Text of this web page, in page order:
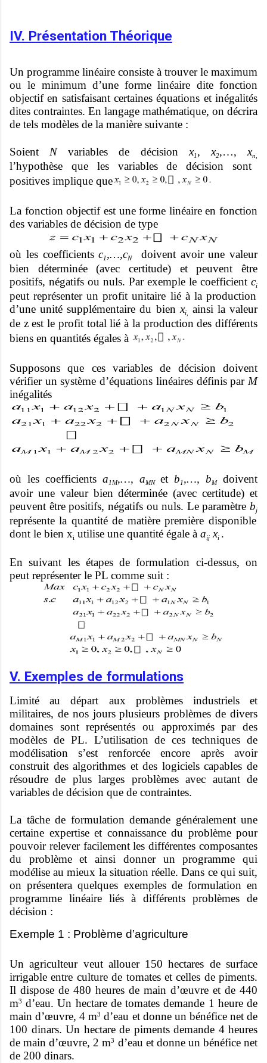
IV. Présentation Théorique
Un programme linéaire consiste à trouver le maximum
ou le minimum d’une forme linéaire dite fonction
objectif en satisfaisant certaines équations et inégalités
dites contraintes. En langage mathématique, on décrira
de tels modèles de la manière suivante :
SoientNvariables de décisionx1 ,x2,…,xn,
l’hypothèse que les variables de décision sont
positives implique que
La fonction objectif est une forme linéaire en fonction
des variables de décision de type
où les coefficientsc1,…,cNdoivent avoir une valeur
bien déterminée (avec certitude) et peuvent être
positifs, négatifs ou nuls. Par exemple le coefficient ci
peut représenter un profit unitaire lié à la production
d’une unité supplémentaire du bienxi,
ainsi la valeur
de z est le profit total lié à la production des différents
biens en quantités égales à
Supposons que ces variables de décision doivent
vérifier un système d’équations linéaires définis par M
inégalités
où les coefficients a1M,…, aMNetb1,…, bMdoivent
avoir une valeur bien déterminée (avec certitude) et
peuvent être positifs, négatifs ou nuls. Le paramètre bj
représente la quantité de matière première disponible
dont le bien xi utilise une quantité égale à aij xi .
En suivant les étapes de formulation ci-dessus, on
peut représenter le PL comme suit :
V. Exemples de formulations
Limité au départ aux problèmes industriels et
militaires, de nos jours plusieurs problèmes de divers
domaines sont représentés ou approximés par des
modèles de PL. L’utilisation de ces techniques de
modélisation s’est renforcée encore après avoir
construit des algorithmes et des logiciels capables de
résoudre de plus larges problèmes avec autant de
variables de décision que de contraintes.
La tâche de formulation demande généralement une
certaine expertise et connaissance du problème pour
pouvoir relever facilement les différentes composantes
du problème et ainsi donner un programme qui
modélise au mieux la situation réelle. Dans ce qui suit,
on présentera quelques exemples de formulation en
programme linéaire liés à différents problèmes de
décision :
Exemple 1 : Problème d’agriculture
Un agriculteur veut allouer 150 hectares de surface
irrigable entre culture de tomates et celles de piments.
Il dispose de 480 heures de main d’œuvre et de 440
m3 d’eau. Un hectare de tomates demande 1 heure de
main d’œuvre, 4 m3 d’eau et donne un bénéfice net de
100 dinars. Un hectare de piments demande 4 heures
de main d’œuvre, 2 m3 d’eau et donne un bénéfice net
de 200 dinars.